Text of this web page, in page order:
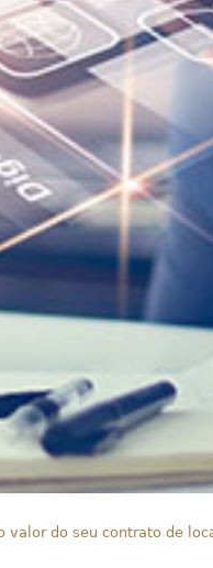
valor do seu contrato de